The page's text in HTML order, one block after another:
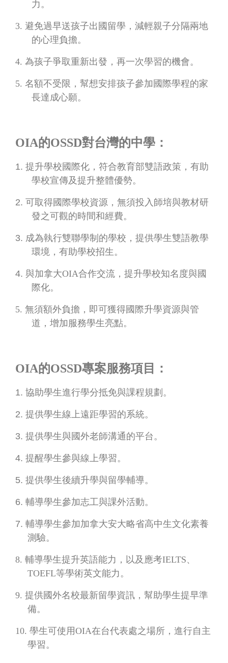
力。
3. 避免過早送孩子出國留學，減輕親子分隔兩地
的心理負擔。
4. 為孩子爭取重新出發，再一次學習的機會。
5. 名額不受限，幫想安排孩子參加國際學程的家
長達成心願。
OIA的OSSD對台灣的中學：
1. 提升學校國際化，符合教育部雙語政策，有助
學校宣傳及提升整體優勢。
2. 可取得國際學校資源，無須投入師培與教材研
發之可觀的時間和經費。
3. 成為執行雙聯學制的學校，提供學生雙語教學
環境，有助學校招生。
4. 與加拿大OIA合作交流，提升學校知名度與國
際化。
5. 無須額外負擔，即可獲得國際升學資源與管
道，增加服務學生亮點。
OIA的OSSD專案服務項目：
1. 協助學生進行學分抵免與課程規劃。
2. 提供學生線上遠距學習的系統。
3. 提供學生與國外老師溝通的平台。
4. 提醒學生參與線上學習。
5. 提供學生後續升學與留學輔導。
6. 輔導學生參加志工與課外活動。
7. 輔導學生參加加拿大安大略省高中生文化素養
測驗。
8. 輔導學生提升英語能力，以及應考IELTS、
TOEFL等學術英文能力。
9. 提供國外名校最新留學資訊，幫助學生提早準
備。
10. 學生可使用OIA在台代表處之場所，進行自主
學習。